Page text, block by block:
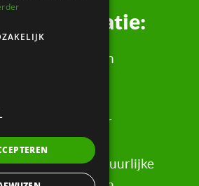
informatie:
Voorwaarden
voor natuurlijke